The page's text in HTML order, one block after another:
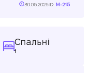
30.05.2025ID: M-215
Спальні
1